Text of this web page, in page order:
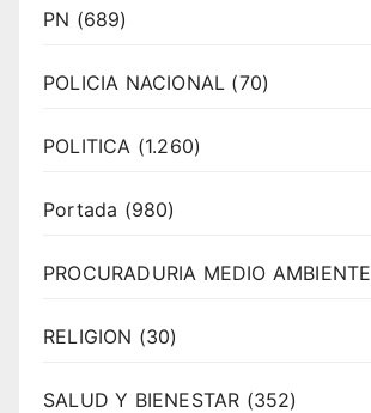
PN (689)
POLICIA NACIONAL (70)
POLITICA (1.260)
Portada (980)
PROCURADURIA MEDIO AMBIENTE
RELIGION (30)
SALUD Y BIENESTAR (352)